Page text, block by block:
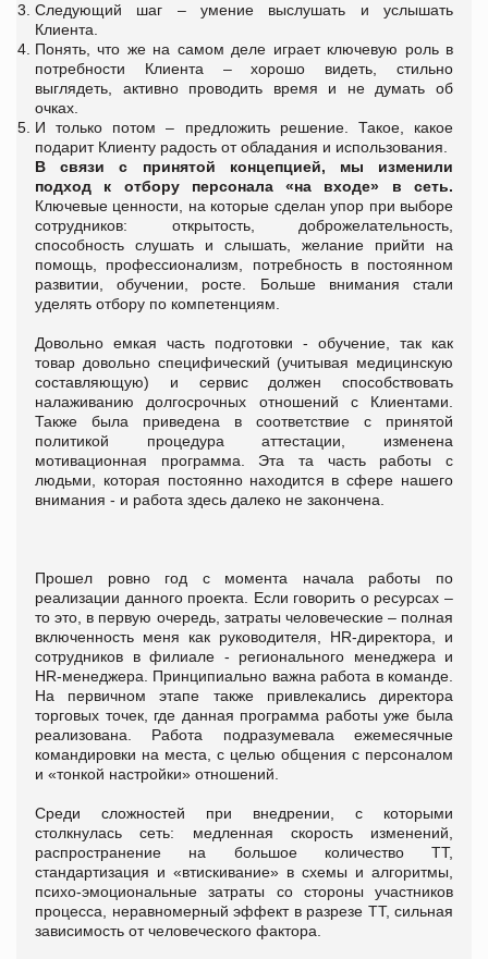
Следующий шаг – умение выслушать и услышать
Клиента.
Понять, что же на самом деле играет ключевую роль в
потребности Клиента – хорошо видеть, стильно
выглядеть, активно проводить время и не думать об
очках.
И только потом – предложить решение. Такое, какое
подарит Клиенту радость от обладания и использования.
В связи с принятой концепцией, мы изменили
подход к отбору персонала «на входе» в сеть.
Ключевые ценности, на которые сделан упор при выборе
сотрудников: открытость, доброжелательность,
способность слушать и слышать, желание прийти на
помощь, профессионализм, потребность в постоянном
развитии, обучении, росте. Больше внимания стали
уделять отбору по компетенциям.
Довольно емкая часть подготовки - обучение, так как
товар довольно специфический (учитывая медицинскую
составляющую) и сервис должен способствовать
налаживанию долгосрочных отношений с Клиентами.
Также была приведена в соответствие с принятой
политикой процедура аттестации, изменена
мотивационная программа. Эта та часть работы с
людьми, которая постоянно находится в сфере нашего
внимания - и работа здесь далеко не закончена.
Прошел ровно год с момента начала работы по
реализации данного проекта. Если говорить о ресурсах –
то это, в первую очередь, затраты человеческие – полная
включенность меня как руководителя, HR-директора, и
сотрудников в филиале - регионального менеджера и
HR-менеджера. Принципиально важна работа в команде.
На первичном этапе также привлекались директора
торговых точек, где данная программа работы уже была
реализована. Работа подразумевала ежемесячные
командировки на места, с целью общения с персоналом
и «тонкой настройки» отношений.
Среди сложностей при внедрении, с которыми
столкнулась сеть: медленная скорость изменений,
распространение на большое количество ТТ,
стандартизация и «втискивание» в схемы и алгоритмы,
психо-эмоциональные затраты со стороны участников
процесса, неравномерный эффект в разрезе ТТ, сильная
зависимость от человеческого фактора.